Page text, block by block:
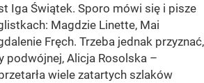
Iga Świątek. Sporo mówi się i pisze
Magdzie Linette, Mai
Fręch. Trzeba jednak przyznać,
podwójnej, Alicja Rosolska –
wiele zatartych szlaków